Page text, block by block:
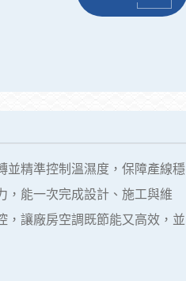
並精準控制溫濕度，保障產線穩
，能一次完成設計、施工與維
，讓廠房空調既節能又高效，並